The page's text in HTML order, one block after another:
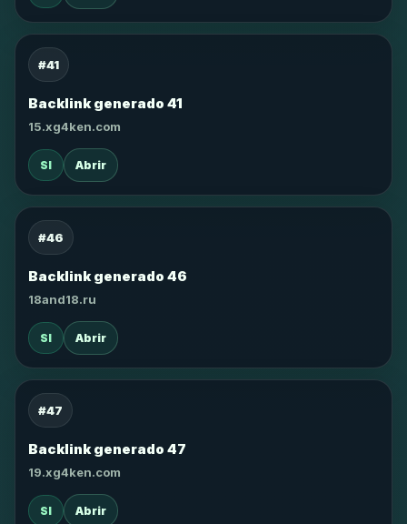
#41
Backlink generado 41
15.xg4ken.com
SI Abrir
#46
Backlink generado 46
18and18.ru
SI Abrir
#47
Backlink generado 47
19.xg4ken.com
SI Abrir